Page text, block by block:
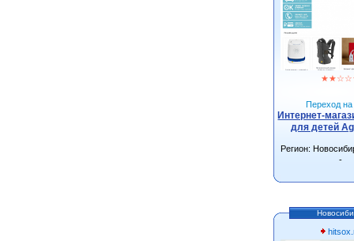
★★☆☆
Переход на
Интернет-
для детей
Регион:
-